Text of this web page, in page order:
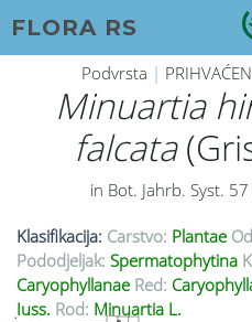
FLORA RS
Podvrsta |
Minuartia
falcata
in Bot. Jahrb. Syst.
Klasifikacija: Carstvo: Plantae
Pododjeljak: Spermatophytina
Caryophyllanae Red:
Juss. Rod: Minuartia L.